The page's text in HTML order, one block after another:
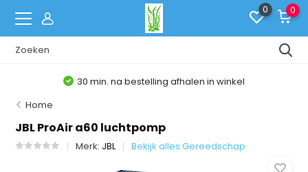
0 0
30 min. na bestelling afhalen in winkel
Home
JBL ProAir a60 luchtpomp
Merk: JBL Bekijk alles Gereedschap